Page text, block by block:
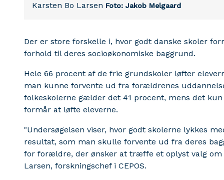
Karsten Bo Larsen Foto: Jakob Melgaard
Der er store forskelle i, hvor godt danske skoler
forhold til deres socioøkonomiske baggrund.
Hele 66 procent af de frie grundskoler løfter
man kunne forvente ud fra forældrenes
folkeskolerne gælder det 41 procent, mens det
formår at løfte eleverne.
"Undersøgelsen viser, hvor godt skolerne lykkes
resultat, som man skulle forvente ud fra deres
for forældre, der ønsker at træffe et oplyst valg om
Larsen, forskningschef i CEPOS.